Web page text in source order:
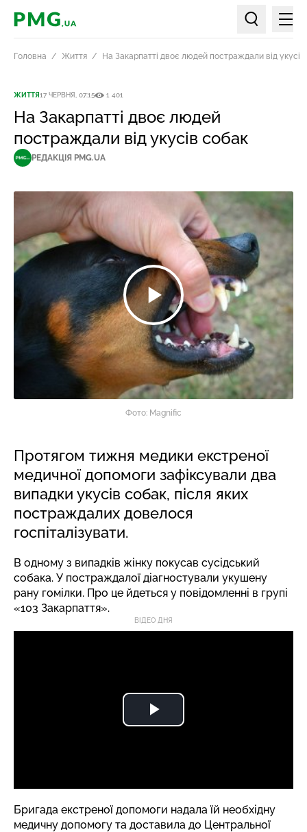
PMG.ua
Пошук по
Головна Життя На Закарпатті двоє людей постраждали від укусів
ЖИТТЯ17 ЧЕРВНЯ, 07:15 1 401
На Закарпатті двоє людей
постраждали від укусів собак
РЕДАКЦІЯ PMG.UA
Фото: Magnific
Протягом тижня медики екстреної
медичної допомоги зафіксували два
випадки укусів собак, після яких
постраждалих довелося
госпіталізувати.
В одному з випадків жінку покусав сусідський
собака. У постраждалої діагностували укушену
рану гомілки. Про це йдеться у повідомленні в групі
«103 Закарпаття».
ВІДЕО ДНЯ
Бригада екстреної допомоги надала їй необхідну
медичну допомогу та доставила до Центральної